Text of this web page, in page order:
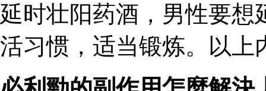
延时壮阳药酒，男性要想
活习惯，适当锻炼。以上